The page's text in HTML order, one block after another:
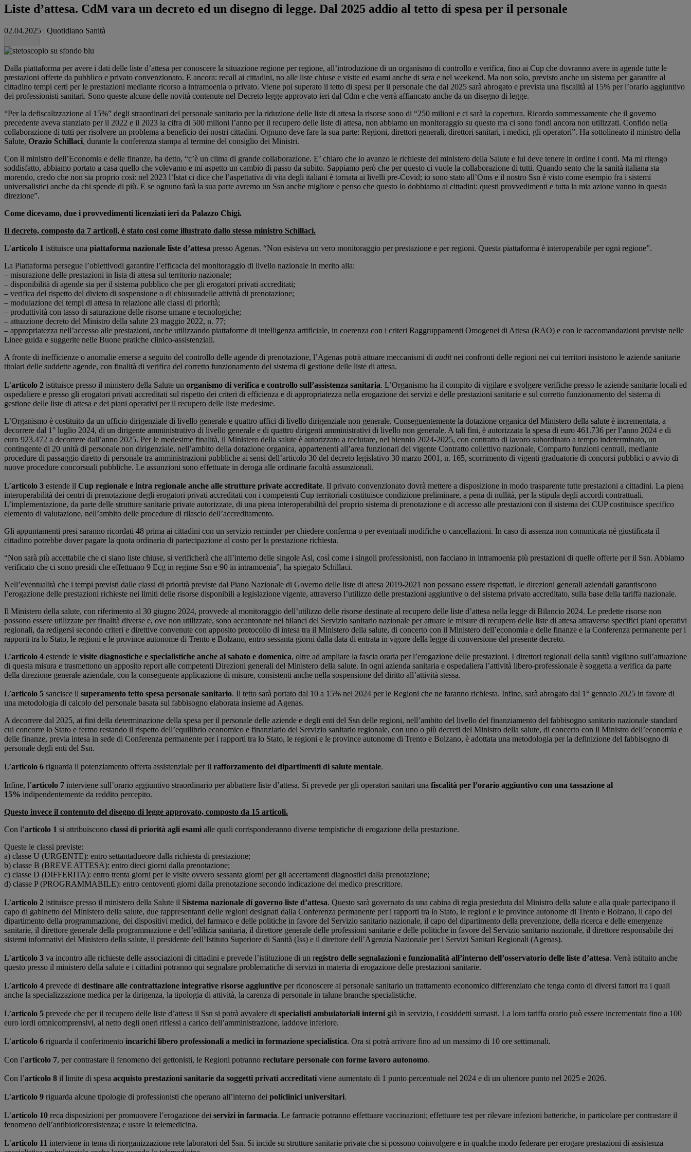
Liste d’attesa. CdM vara un decreto ed un disegno di legge. Dal 2025 addio al tetto di spesa per il personale
02.04.2025 | Quotidiano Sanità
Dalla piattaforma per avere i dati delle liste d’attesa per conoscere la situazione regione per regione, all’introduzione di un organismo di controllo e verifica, fino ai Cup che dovranno avere in agende tutte le
prestazioni offerte da pubblico e privato convenzionato. E ancora: recall ai cittadini, no alle liste chiuse e visite ed esami anche di sera e nel weekend. Ma non solo, previsto anche un sistema per garantire al
cittadino tempi certi per le prestazioni mediante ricorso a intramoenia o privato. Viene poi superato il tetto di spesa per il personale che dal 2025 sarà abrogato e prevista una fiscalità al 15% per l’orario aggiuntivo
dei professionisti sanitari. Sono queste alcune delle novità contenute nel Decreto legge approvato ieri dal Cdm e che verrà affiancato anche da un disegno di legge.
“Per la defiscalizzazione al 15%” degli straordinari del personale sanitario per la riduzione delle liste di attesa la risorse sono di “250 milioni e ci sarà la copertura. Ricordo sommessamente che il governo
precedente aveva stanziato per il 2022 e il 2023 la cifra di 500 milioni l’anno per il recupero delle liste di attesa, non abbiamo un monitoraggio su questo ma ci sono fondi ancora non utilizzati. Confido nella
collaborazione di tutti per risolvere un problema a beneficio dei nostri cittadini. Ognuno deve fare la sua parte: Regioni, direttori generali, direttori sanitari, i medici, gli operatori”. Ha sottolineato il ministro della
Salute, Orazio Schillaci, durante la conferenza stampa al termine del consiglio dei Ministri.
Con il ministro dell’Economia e delle finanze, ha detto, “c’è un clima di grande collaborazione. E’ chiaro che io avanzo le richieste del ministero della Salute e lui deve tenere in ordine i conti. Ma mi ritengo
soddisfatto, abbiamo portato a casa quello che volevamo e mi aspetto un cambio di passo da subito. Sappiamo però che per questo ci vuole la collaborazione di tutti. Quando sento che la sanità italiana sta
morendo, credo che non sia proprio così: nel 2023 l’Istat ci dice che l’aspettativa di vita degli italiani è tornata ai livelli pre-Covid; io sono stato all’Oms e il nostro Ssn è visto come esempio fra i sistemi
universalistici anche da chi spende di più. E se ognuno farà la sua parte avremo un Ssn anche migliore e penso che questo lo dobbiamo ai cittadini: questi provvedimenti e tutta la mia azione vanno in questa
direzione”.
Come dicevamo, due i provvedimenti licenziati ieri da Palazzo Chigi.
Il decreto, composto da 7 articoli, è stato così come illustrato dallo stesso ministro Schillaci.
L’articolo 1 istituisce una piattaforma nazionale liste d’attesa presso Agenas. “Non esisteva un vero monitoraggio per prestazione e per regioni. Questa piattaforma è interoperabile per ogni regione”.
La Piattaforma persegue l’obiettivodi garantire l’efficacia del monitoraggio di livello nazionale in merito alla:
– misurazione delle prestazioni in lista di attesa sul territorio nazionale;
– disponibilità di agende sia per il sistema pubblico che per gli erogatori privati accreditati;
– verifica del rispetto del divieto di sospensione o di chiusuradelle attività di prenotazione;
– modulazione dei tempi di attesa in relazione alle classi di priorità;
– produttività con tasso di saturazione delle risorse umane e tecnologiche;
– attuazione decreto del Ministro della salute 23 maggio 2022, n. 77;
– appropriatezza nell’accesso alle prestazioni, anche utilizzando piattaforme di intelligenza artificiale, in coerenza con i criteri Raggruppamenti Omogenei di Attesa (RAO) e con le raccomandazioni previste nelle
Linee guida e suggerite nelle Buone pratiche clinico-assistenziali.
A fronte di inefficienze o anomalie emerse a seguito del controllo delle agende di prenotazione, l’Agenas potrà attuare meccanismi di auditnei confronti delle regioni nei cui territori insistono le aziende sanitarie
titolari delle suddette agende, con finalità di verifica del corretto funzionamento del sistema di gestione delle liste di attesa.
L’articolo 2 istituisce presso il ministero della Salute un organismo di verifica e controllo sull’assistenza sanitaria. L’Organismo ha il compito di vigilare e svolgere verifiche presso le aziende sanitarie locali ed
ospedaliere e presso gli erogatori privati accreditati sul rispetto dei criteri di efficienza e di appropriatezza nella erogazione dei servizi e delle prestazioni sanitarie e sul corretto funzionamento del sistema di
gestione delle liste di attesa e dei piani operativi per il recupero delle liste medesime.
L’Organismo è costituito da un ufficio dirigenziale di livello generale e quattro uffici di livello dirigenziale non generale. Conseguentemente la dotazione organica del Ministero della salute è incrementata, a
decorrere dal 1° luglio 2024, di un dirigente amministrativo di livello generale e di quattro dirigenti amministrativi di livello non generale. A tali fini, è autorizzata la spesa di euro 461.736 per l’anno 2024 e di
euro 923.472 a decorrere dall’anno 2025. Per le medesime finalità, il Ministero della salute è autorizzato a reclutare, nel biennio 2024-2025, con contratto di lavoro subordinato a tempo indeterminato, un
contingente di 20 unità di personale non dirigenziale, nell’ambito della dotazione organica, appartenenti all’area funzionari del vigente Contratto collettivo nazionale, Comparto funzioni centrali, mediante
procedure di passaggio diretto di personale tra amministrazioni pubbliche ai sensi dell’articolo 30 del decreto legislativo 30 marzo 2001, n. 165, scorrimento di vigenti graduatorie di concorsi pubblici o avvio di
nuove procedure concorsuali pubbliche. Le assunzioni sono effettuate in deroga alle ordinarie facoltà assunzionali.
L’articolo 3 estende il Cup regionale e intra regionale anche alle strutture private accreditate. Il privato convenzionato dovrà mettere a disposizione in modo trasparente tutte prestazioni a cittadini. La piena
interoperabilità dei centri di prenotazione degli erogatori privati accreditati con i competenti Cup territoriali costituisce condizione preliminare, a pena di nullità, per la stipula degli accordi contrattuali.
L’implementazione, da parte delle strutture sanitarie private autorizzate, di una piena interoperabilità del proprio sistema di prenotazione e di accesso alle prestazioni con il sistema dei CUP costituisce specifico
elemento di valutazione, nell’ambito delle procedure di rilascio dell’accreditamento.
Gli appuntamenti presi saranno ricordati 48 prima ai cittadini con un servizio reminder per chiedere conferma o per eventuali modifiche o cancellazioni. In caso di assenza non comunicata né giustificata il
cittadino potrebbe dover pagare la quota ordinaria di partecipazione al costo per la prestazione richiesta.
“Non sarà più accettabile che ci siano liste chiuse, si verificherà che all’interno delle singole Asl, così come i singoli professionisti, non facciano in intramoenia più prestazioni di quelle offerte per il Ssn. Abbiamo
verificato che ci sono presidi che effettuano 9 Ecg in regime Ssn e 90 in intramoenia”, ha spiegato Schillaci.
Nell’eventualità che i tempi previsti dalle classi di priorità previste dal Piano Nazionale di Governo delle liste di attesa 2019-2021 non possano essere rispettati, le direzioni generali aziendali garantiscono
l’erogazione delle prestazioni richieste nei limiti delle risorse disponibili a legislazione vigente, attraverso l’utilizzo delle prestazioni aggiuntive o del sistema privato accreditato, sulla base della tariffa nazionale.
Il Ministero della salute, con riferimento al 30 giugno 2024, provvede al monitoraggio dell’utilizzo delle risorse destinate al recupero delle liste d’attesa nella legge di Bilancio 2024. Le predette risorse non
possono essere utilizzate per finalità diverse e, ove non utilizzate, sono accantonate nei bilanci del Servizio sanitario nazionale per attuare le misure di recupero delle liste di attesa attraverso specifici piani operativi
regionali, da redigersi secondo criteri e direttive convenute con apposito protocollo di intesa tra il Ministero della salute, di concerto con il Ministero dell’economia e delle finanze e la Conferenza permanente per i
rapporti tra lo Stato, le regioni e le province autonome di Trento e Bolzano, entro sessanta giorni dalla data di entrata in vigore della legge di conversione del presente decreto.
L’articolo 4 estende le visite diagnostiche e specialistiche anche al sabato e domenica, oltre ad ampliare la fascia oraria per l’erogazione delle prestazioni. I direttori regionali della sanità vigilano sull’attuazione
di questa misura e trasmettono un apposito report alle competenti Direzioni generali del Ministero della salute. In ogni azienda sanitaria e ospedaliera l’attività libero-professionale è soggetta a verifica da parte
della direzione generale aziendale, con la conseguente applicazione di misure, consistenti anche nella sospensione del diritto all’attività stessa.
L’articolo 5 sancisce il superamento tetto spesa personale sanitario. Il tetto sarà portato dal 10 a 15% nel 2024 per le Regioni che ne faranno richiesta. Infine, sarà abrogato dal 1° gennaio 2025 in favore di
una metodologia di calcolo del personale basata sul fabbisogno elaborata insieme ad Agenas.
A decorrere dal 2025, ai fini della determinazione della spesa per il personale delle aziende e degli enti del Ssn delle regioni, nell’ambito del livello del finanziamento del fabbisogno sanitario nazionale standard
cui concorre lo Stato e fermo restando il rispetto dell’equilibrio economico e finanziario del Servizio sanitario regionale, con uno o più decreti del Ministro della salute, di concerto con il Ministro dell’economia e
delle finanze, previa intesa in sede di Conferenza permanente per i rapporti tra lo Stato, le regioni e le province autonome di Trento e Bolzano, è adottata una metodologia per la definizione del fabbisogno di
personale degli enti del Ssn.
L’articolo 6 riguarda il potenziamento offerta assistenziale per il rafforzamento dei dipartimenti di salute mentale.
Infine, l’articolo 7 interviene sull’orario aggiuntivo straordinario per abbattere liste d’attesa. Si prevede per gli operatori sanitari una fiscalità per l’orario aggiuntivo con una tassazione al
15% indipendentemente da reddito percepito.
Questo invece il contenuto del disegno di legge approvato, composto da 15 articoli.
Con l’articolo 1 si attribuiscono classi di priorità agli esami alle quali corrisponderanno diverse tempistiche di erogazione della prestazione.
Queste le classi previste:
a) classe U (URGENTE): entro settantadueore dalla richiesta di prestazione;
b) classe B (BREVE ATTESA): entro dieci giorni dalla prenotazione;
c) classe D (DIFFERITA): entro trenta giorni per le visite ovvero sessanta giorni per gli accertamenti diagnostici dalla prenotazione;
d) classe P (PROGRAMMABILE): entro centoventi giorni dalla prenotazione secondo indicazione del medico prescrittore.
L’articolo 2 istituisce presso il ministero della Salute il Sistema nazionale di governo liste d’attesa. Questo sarà governato da una cabina di regia presieduta dal Ministro della salute e alla quale partecipano il
capo di gabinetto del Ministero della salute, due rappresentanti delle regioni designati dalla Conferenza permanente per i rapporti tra lo Stato, le regioni e le province autonome di Trento e Bolzano, il capo del
dipartimento della programmazione, dei dispositivi medici, del farmaco e delle politiche in favore del Servizio sanitario nazionale, il capo del dipartimento della prevenzione, della ricerca e delle emergenze
sanitarie, il direttore generale della programmazione e dell’edilizia sanitaria, il direttore generale delle professioni sanitarie e delle politiche in favore del Servizio sanitario nazionale, il direttore responsabile dei
sistemi informativi del Ministero della salute, il presidente dell’Istituto Superiore di Sanità (Iss) e il direttore dell’Agenzia Nazionale per i Servizi Sanitari Regionali (Agenas).
L’articolo 3 va incontro alle richieste delle associazioni di cittadini e prevede l’istituzione di un registro delle segnalazioni e funzionalità all’interno dell’osservatorio delle liste d’attesa. Verrà istituito anche
questo presso il ministero della salute e i cittadini potranno qui segnalare problematiche di servizi in materia di erogazione delle prestazioni sanitarie.
L’articolo 4 prevede di destinare alle contrattazione integrative risorse aggiuntive per riconoscere al personale sanitario un trattamento economico differenziato che tenga conto di diversi fattori tra i quali
anche la specializzazione medica per la dirigenza, la tipologia di attività, la carenza di personale in talune branche specialistiche.
L’articolo 5 prevede che per il recupero delle liste d’attesa il Ssn si potrà avvalere di specialisti ambulatoriali interni già in servizio, i cosiddetti sumasti. La loro tariffa orario può essere incrementata fino a 100
euro lordi omnicomprensivi, al netto degli oneri riflessi a carico dell’amministrazione, laddove inferiore.
L’articolo 6 riguarda il conferimento incarichi libero professionali a medici in formazione specialistica. Ora si potrà arrivare fino ad un massimo di 10 ore settimanali.
Con l’articolo 7, per contrastare il fenomeno dei gettonisti, le Regioni potranno reclutare personale con forme lavoro autonomo.
Con l’articolo 8 il limite di spesa acquisto prestazioni sanitarie da soggetti privati accreditati viene aumentato di 1 punto percentuale nel 2024 e di un ulteriore punto nel 2025 e 2026.
L’articolo 9 riguarda alcune tipologie di professionisti che operano all’interno dei policlinici universitari.
L’articolo 10 reca disposizioni per promuovere l’erogazione dei servizi in farmacia. Le farmacie potranno effettuare vaccinazioni; effettuare test per rilevare infezioni batteriche, in particolare per contrastare il
fenomeno dell’antibioticoresistenza; e usare la telemedicina.
L’articolo 11 interviene in tema di riorganizzazione rete laboratori del Ssn. Si incide su strutture sanitarie private che si possono coinvolgere e in qualche modo federare per erogare prestazioni di assistenza